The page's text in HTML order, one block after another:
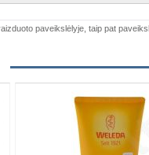
paveikslėlyje, taip pat